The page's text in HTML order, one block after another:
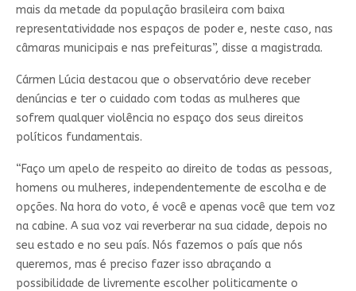
mais da metade da população brasileira com baixa
representatividade nos espaços de poder e, neste caso, nas
câmaras municipais e nas prefeituras”, disse a magistrada.
Cármen Lúcia destacou que o observatório deve receber
denúncias e ter o cuidado com todas as mulheres que
sofrem qualquer violência no espaço dos seus direitos
políticos fundamentais.
“Faço um apelo de respeito ao direito de todas as pessoas,
homens ou mulheres, independentemente de escolha e de
opções. Na hora do voto, é você e apenas você que tem voz
na cabine. A sua voz vai reverberar na sua cidade, depois no
seu estado e no seu país. Nós fazemos o país que nós
queremos, mas é preciso fazer isso abraçando a
possibilidade de livremente escolher politicamente o